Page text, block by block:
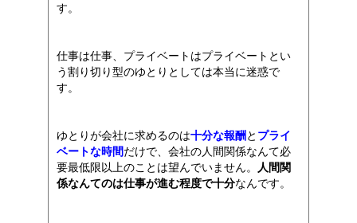
す。
仕事は仕事、プライベートはプライベートとい
う割り切り型のゆとりとしては本当に迷惑で
す。
ゆとりが会社に求めるのは十分な報酬と プライ
ベートな時間だけで、会社の人間関係なんて必
要最低限以上のことは望んでいません。
人間関
係なんてのは仕事が進む程度で十分なんです。